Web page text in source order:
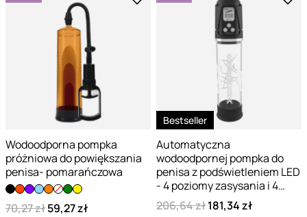
Wodoodporna pompka
próżniowa do powiększania
penisa- pomarańczowa
70,27 zł59,27 zł
Bestseller
Automatyczna
wodoodpornej pompka do
penisa z podświetleniem LED
- 4 poziomy zasysania i 4
tryby masażu
206,64 zł181,34 zł